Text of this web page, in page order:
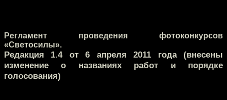
Регламент проведения фотоконкурсов
«Светосилы».
Редакция 1.4 от 6 апреля 2011 года (внесены
изменение о названиях работ и порядке
голосования)